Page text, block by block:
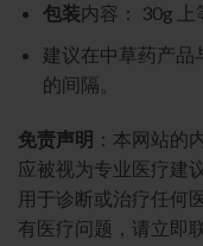
包装内容： 30g
建议在中草药产品
的间隔。
免责声明 ：本网站的
应被视为专业医疗建
用于诊断或治疗任何
有医疗问题，请立即